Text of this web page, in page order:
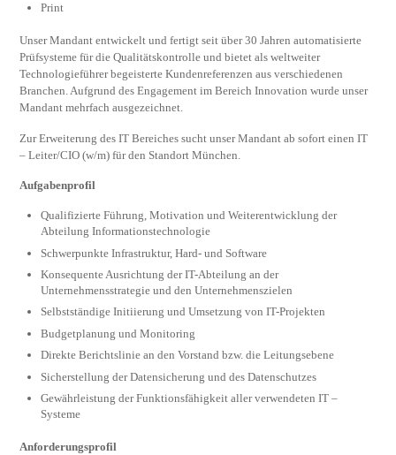
Print
Unser Mandant entwickelt und fertigt seit über 30 Jahren automatisierte
Prüfsysteme für die Qualitätskontrolle und bietet als weltweiter
Technologieführer begeisterte Kundenreferenzen aus verschiedenen
Branchen. Aufgrund des Engagement im Bereich Innovation wurde unser
Mandant mehrfach ausgezeichnet.
Zur Erweiterung des IT Bereiches sucht unser Mandant ab sofort einen IT
– Leiter/CIO (w/m) für den Standort München.
Aufgabenprofil
Qualifizierte Führung, Motivation und Weiterentwicklung der
Abteilung Informationstechnologie
Schwerpunkte Infrastruktur, Hard- und Software
Konsequente Ausrichtung der IT-Abteilung an der
Unternehmensstrategie und den Unternehmenszielen
Selbstständige Initiierung und Umsetzung von IT-Projekten
Budgetplanung und Monitoring
Direkte Berichtslinie an den Vorstand bzw. die Leitungsebene
Sicherstellung der Datensicherung und des Datenschutzes
Gewährleistung der Funktionsfähigkeit aller verwendeten IT –
Systeme
Anforderungsprofil